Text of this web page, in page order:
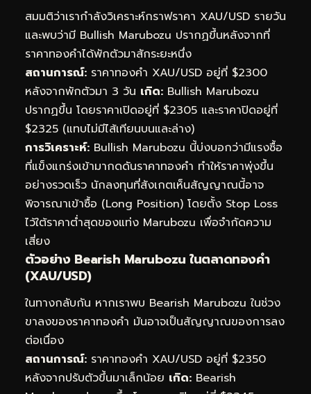
สมมติว่าเรากำลังวิเคราะห์กราฟราคา XAU/USD รายวัน
และพบว่ามี Bullish Marubozu ปรากฏขึ้นหลังจากที่
ราคาทองคำได้พักตัวมาสักระยะหนึ่ง
สถานการณ์: ราคาทองคำ XAU/USD อยู่ที่ $2300
หลังจากพักตัวมา 3 วัน เกิด: Bullish Marubozu
ปรากฏขึ้น โดยราคาเปิดอยู่ที่ $2305 และราคาปิดอยู่ที่
$2325 (แทบไม่มีไส้เทียนบนและล่าง)
การวิเคราะห์: Bullish Marubozu นี้บ่งบอกว่ามีแรงซื้อ
ที่แข็งแกร่งเข้ามากดดันราคาทองคำ ทำให้ราคาพุ่งขึ้น
อย่างรวดเร็ว นักลงทุนที่สังเกตเห็นสัญญาณนี้อาจ
พิจารณาเข้าซื้อ (Long Position) โดยตั้ง Stop Loss
ไว้ใต้ราคาต่ำสุดของแท่ง Marubozu เพื่อจำกัดความ
เสี่ยง
ตัวอย่าง Bearish Marubozu ในตลาดทองคำ
(XAU/USD)
ในทางกลับกัน หากเราพบ Bearish Marubozu ในช่วง
ขาลงของราคาทองคำ มันอาจเป็นสัญญาณของการลง
ต่อเนื่อง
สถานการณ์: ราคาทองคำ XAU/USD อยู่ที่ $2350
หลังจากปรับตัวขึ้นมาเล็กน้อย เกิด: Bearish